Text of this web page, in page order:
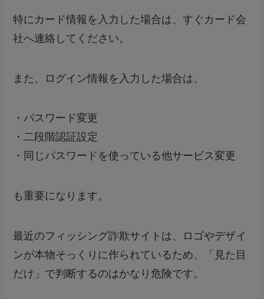
特にカード情報を入力した場合は、すぐカード会
社へ連絡してください。
また、ログイン情報を入力した場合は、
・パスワード変更
・二段階認証設定
・同じパスワードを使っている他サービス変更
も重要になります。
最近のフィッシング詐欺サイトは、ロゴやデザイ
ンが本物そっくりに作られているため、「見た目
だけ」で判断するのはかなり危険です。